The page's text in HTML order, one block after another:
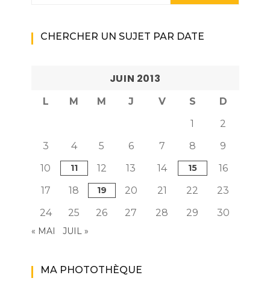
CHERCHER UN SUJET PAR DATE
JUIN 2013
L M M J V S
D
1
2
3
4 5 6 7 8
9
10
11 12 13 14 15
16
17
18 19 20 21 22
23
24
25 26 27 28 29 30
« MAI JUIL »
MA PHOTOTHÈQUE